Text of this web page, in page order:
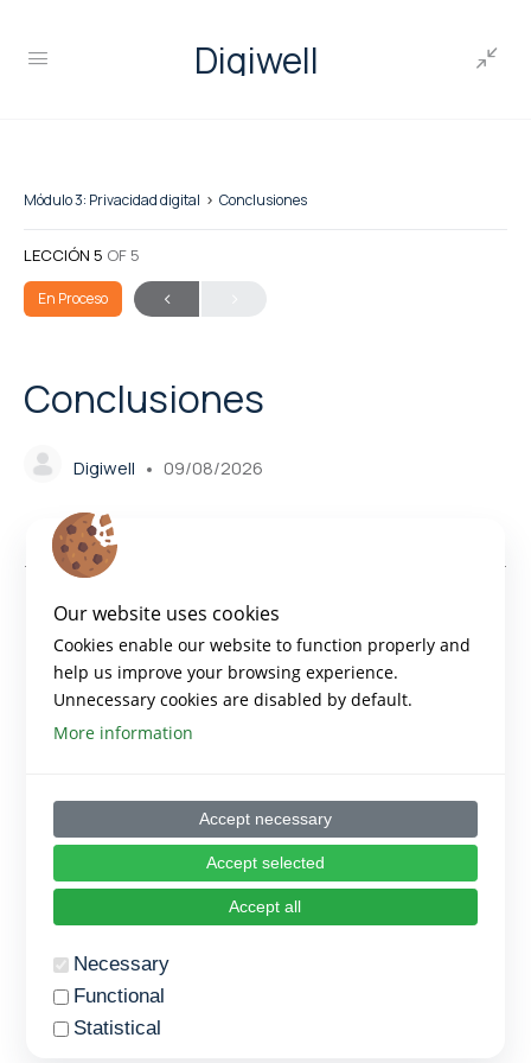
Digiwell
Módulo 3: Privacidad digital Conclusiones
LECCIÓN 5 OF 5
En Proceso
Conclusiones
Digiwell 09/08/2026
Descarga la lección haciendo clic en el siguiente enlace
Conclusiones
Our website uses cookies
Cookies enable our website to function properly and
help us improve your browsing experience.
Unnecessary cookies are disabled by default.
More information
Accept necessary
Accept selected
Accept all
Necessary
Functional
Statistical